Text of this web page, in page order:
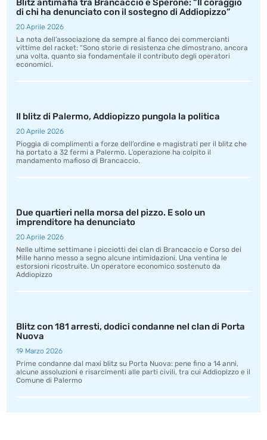
Blitz antimafia tra Brancaccio e Sperone: “Il coraggio
di chi ha denunciato con il sostegno di Addiopizzo”
20 Aprile 2026
La nota dell’associazione da sempre al fianco dei commercianti
vittime del racket: “Sono storie di resistenza che dimostrano, ancora
una volta, quanto sia fondamentale il contributo degli operatori
economici.
Il blitz di Palermo, Addiopizzo pungola la politica
20 Aprile 2026
Pioggia di complimenti a forze dell’ordine e magistrati per il blitz che
ha portato a 32 fermi a Palermo. L’operazione ha colpito il
mandamento mafioso di Brancaccio.
Due quartieri nella morsa del pizzo. E solo un
imprenditore ha denunciato
20 Aprile 2026
Nelle ultime settimane i picciotti dei clan di Brancaccio e Corso dei
Mille hanno messo a segno alcune intimidazioni. Una ventina le
estorsioni ricostruite. Un operatore economico sostenuto da
Addiopizzo
Blitz con 181 arresti, dodici condanne nel clan di Porta
Nuova
19 Marzo 2026
Prime condanne dal maxi blitz su Porta Nuova: pene fino a 14 anni,
alcune assoluzioni e risarcimenti alle parti civili, tra cui Addiopizzo e il
Comune di Palermo